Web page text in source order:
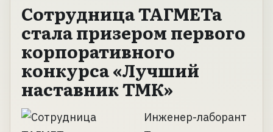
Сотрудница ТАГМЕТа
стала призером первого
корпоративного
конкурса «Лучший
наставник ТМК»
Инженер-лаборант